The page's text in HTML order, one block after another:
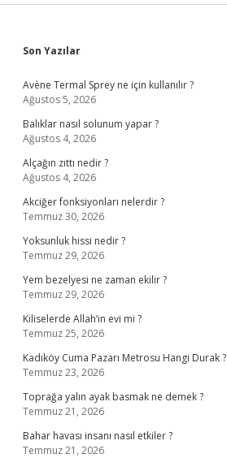
Sidebar
Son Yazılar
Avène Termal Sprey ne için kullanılır ?
Ağustos 5, 2026
Balıklar nasıl solunum yapar ?
Ağustos 4, 2026
Alçağın zıttı nedir ?
Ağustos 4, 2026
Akciğer fonksiyonları nelerdir ?
Temmuz 30, 2026
Yoksunluk hissi nedir ?
Temmuz 29, 2026
Yem bezelyesi ne zaman ekilir ?
Temmuz 29, 2026
Kiliselerde Allah’ın evi mi ?
Temmuz 25, 2026
Kadıköy Cuma Pazarı Metrosu Hangi Durak ?
Temmuz 23, 2026
Toprağa yalın ayak basmak ne demek ?
Temmuz 21, 2026
Bahar havası insanı nasıl etkiler ?
Temmuz 21, 2026